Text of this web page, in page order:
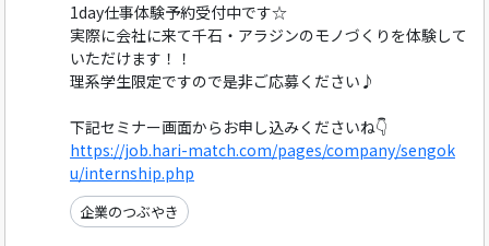
1day仕事体験予約受付中です☆
実際に会社に来て千石・アラジンのモノづくりを体験して
いただけます！！
理系学生限定ですので是非ご応募ください♪
下記セミナー画面からお申し込みくださいね👇
https://job.hari-match.com/pages/company/sengok
u/internship.php
企業のつぶやき